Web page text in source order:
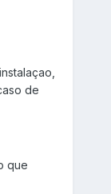
de
que